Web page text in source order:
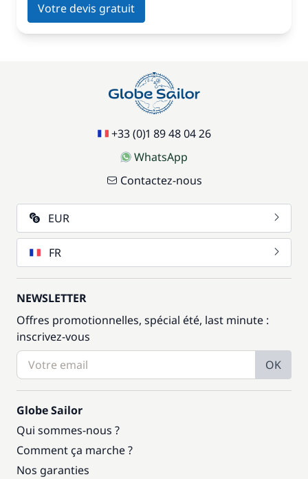
Votre devis gratuit
+33 (0)1 89 48 04 26
WhatsApp
Contactez-nous
EUR
FR
NEWSLETTER
Offres promotionnelles, spécial été, last minute :
inscrivez-vous
OK
Globe Sailor
Qui sommes-nous ?
Comment ça marche ?
Nos garanties